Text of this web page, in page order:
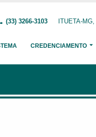
(33) 3266-3103 ITUETA-
CREDENCIAMENTO